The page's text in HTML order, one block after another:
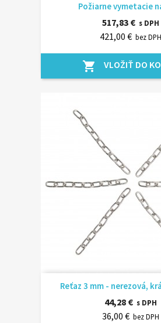
Požiarne vymetacie
517,83 € s DPH
421,00 € bez DPH
shopping_cart VLOŽIŤ DO
Reťaz 3 mm - nerezová,
44,28 € s DPH
36,00 € bez DPH